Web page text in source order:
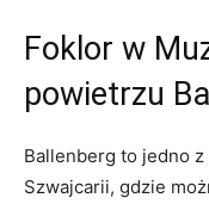
Foklor w
powietrzu
Ballenberg to jedno
Szwajcarii, gdzie